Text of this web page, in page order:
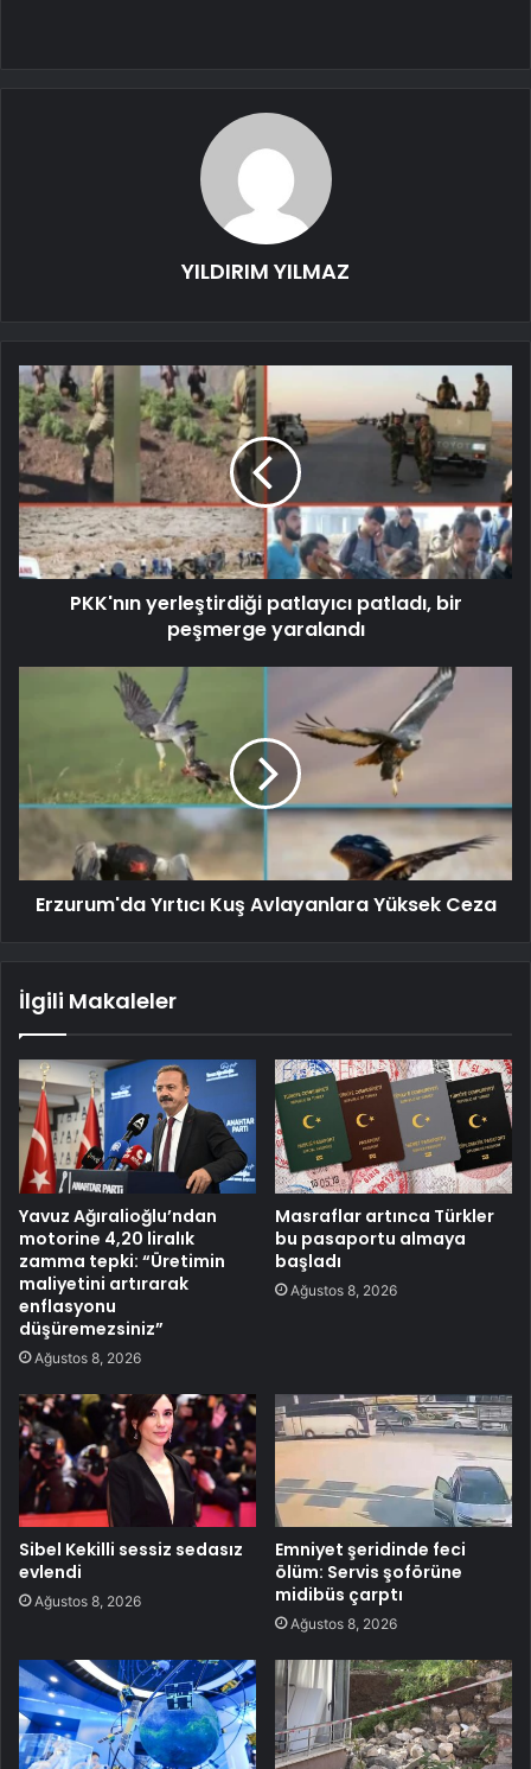
YILDIRIM YILMAZ
PKK'nın yerleştirdiği patlayıcı patladı, bir
peşmerge yaralandı
Erzurum'da Yırtıcı Kuş Avlayanlara Yüksek Ceza
İlgili Makaleler
Yavuz Ağıralioğlu’ndan
motorine 4,20 liralık
zamma tepki: “Üretimin
maliyetini artırarak
enflasyonu
düşüremezsiniz”
Ağustos 8, 2026
Masraflar artınca Türkler
bu pasaportu almaya
başladı
Ağustos 8, 2026
Sibel Kekilli sessiz sedasız
evlendi
Ağustos 8, 2026
Emniyet şeridinde feci
ölüm: Servis şoförüne
midibüs çarptı
Ağustos 8, 2026